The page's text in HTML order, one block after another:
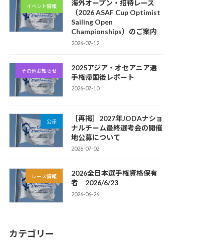
イベント情報
海外オープン・招待レース
（2026 ASAF Cup Optimist
Sailing Open
Championships）のご案内
2026-07-12
その他お知らせ
2025アジア・オセアニア選
手権帰国後レポート
2026-07-10
公示
［再掲］2027年JODAナショ
ナルチーム最終選考会の開催
地公募について
2026-07-02
レース情報
2026全日本選手権資格保有
者 2026/6/23
2026-06-26
カテゴリー